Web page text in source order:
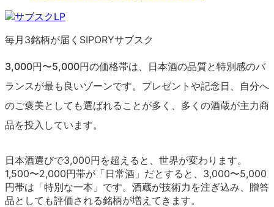
毎月3銘柄が届くSIPORYサブスク
3,000円〜5,000円の価格帯は、日本酒の品質と特別感のバ
ランスが最も良いゾーンです。プレゼントや記念日、自分へ
のご褒美としても選ばれることが多く、多くの酒蔵が主力商
品を投入しています。
日本酒選びで3,000円を超えると、世界が変わります。
1,500〜2,000円帯が「日常酒」だとすると、3,000〜5,000
円帯は「特別な一本」です。酒蔵が技術力を注ぎ込み、贈答
品としても評価される銘柄が増えてきます。